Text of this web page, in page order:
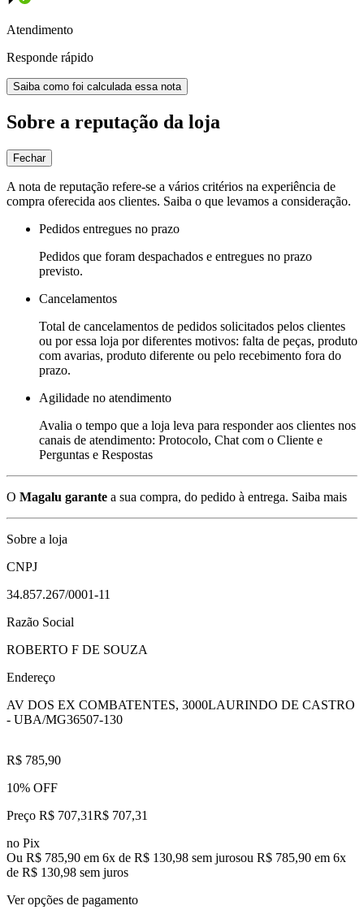
Atendimento
Responde rápido
Saiba como foi calculada essa nota
Sobre a reputação da loja
Fechar
A nota de reputação refere-se a vários critérios na experiência de
compra oferecida aos clientes. Saiba o que levamos a consideração.
Pedidos entregues no prazo
Pedidos que foram despachados e entregues no prazo
previsto.
Cancelamentos
Total de cancelamentos de pedidos solicitados pelos clientes
ou por essa loja por diferentes motivos: falta de peças, produto
com avarias, produto diferente ou pelo recebimento fora do
prazo.
Agilidade no atendimento
Avalia o tempo que a loja leva para responder aos clientes nos
canais de atendimento: Protocolo, Chat com o Cliente e
Perguntas e Respostas
O Magalu garante a sua compra, do pedido à entrega. Saiba mais
Sobre a loja
CNPJ
34.857.267/0001-11
Razão Social
ROBERTO F DE SOUZA
Endereço
AV DOS EX COMBATENTES, 3000LAURINDO DE CASTRO
- UBA/MG36507-130
R$ 785,90
10% OFF
Preço R$ 707,31R$ 707,31
no Pix
Ou R$ 785,90 em 6x de R$ 130,98 sem jurosou R$ 785,90 em 6x
de R$ 130,98 sem juros
Ver opções de pagamento